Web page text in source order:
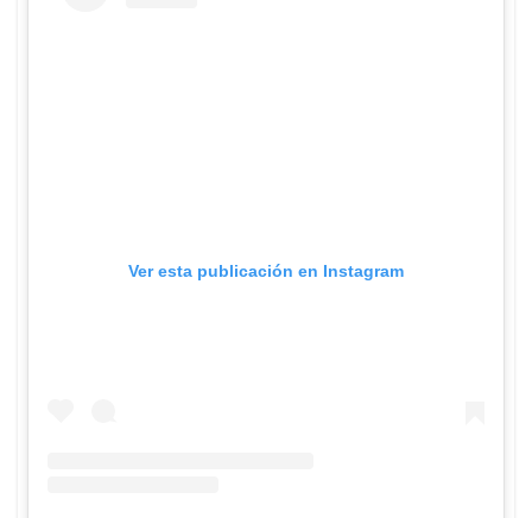
Ver esta publicación en Instagram